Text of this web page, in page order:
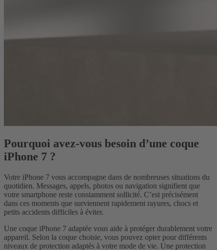
Pourquoi avez-vous besoin d’une coque
iPhone 7 ?
Votre iPhone 7 vous accompagne dans de nombreuses situations du
quotidien. Messages, appels, photos ou navigation signifient que
votre smartphone reste constamment sollicité. C’est précisément
dans ces moments que surviennent rapidement rayures, chocs et
petits accidents difficiles à éviter.
Une coque iPhone 7 adaptée vous aide à protéger durablement votre
appareil. Selon la coque choisie, vous pouvez opter pour différents
niveaux de protection adaptés à votre mode de vie. Une protection